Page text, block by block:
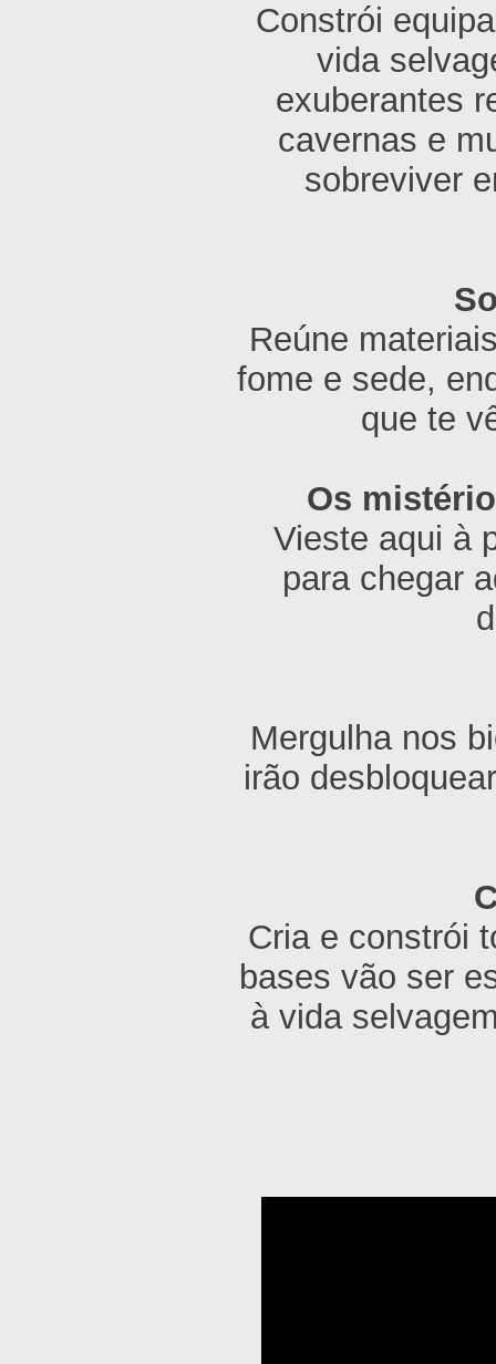
Constrói
vida
exuberantes
cavernas e
sobreviver
Reúne
fome e sede,
que te
Os
Vieste aqui à
para chegar
Mergulha nos
irão
Cria e constrói
bases vão ser
à vida